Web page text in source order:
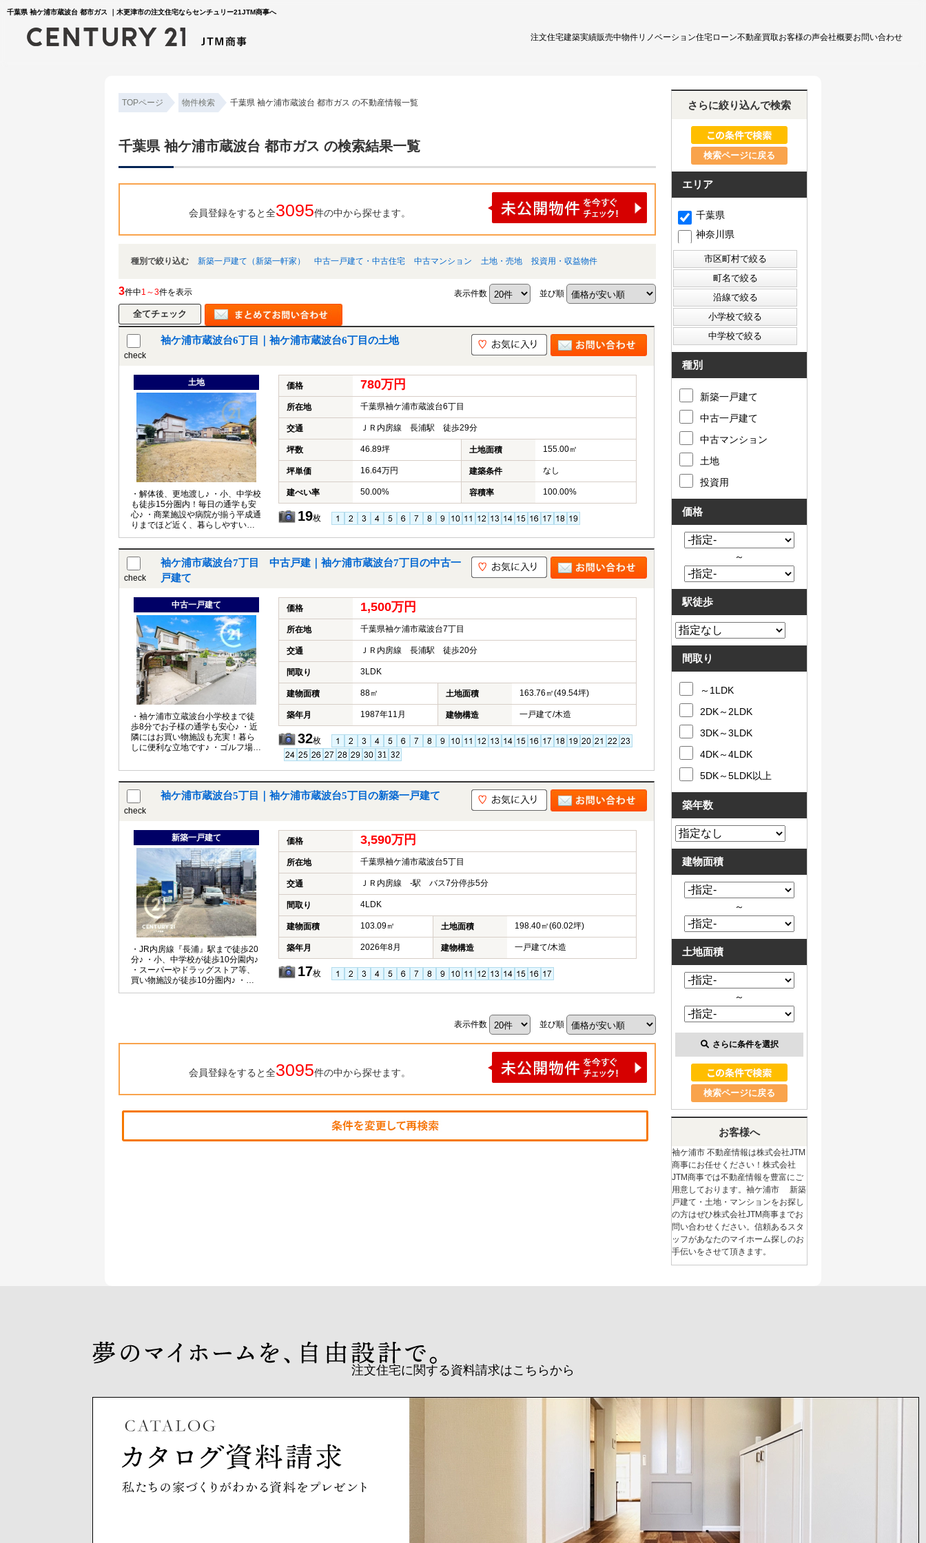
千葉県 袖ケ浦市蔵波台 都市ガス ｜木更津市の注文住宅ならセンチュリー21JTM商事へ
注文住宅建築実績販売中物件リノベーション住宅ローン不動産買取お客様の声会社概要お問い合わせ
TOPページ 物件検索 千葉県 袖ケ浦市蔵波台 都市ガス の不動産情報一覧
千葉県 袖ケ浦市蔵波台 都市ガス の検索結果一覧
会員登録をすると全3095件の中から探せます。
種別で絞り込む 新築一戸建て（新築一軒家） 中古一戸建て・中古住宅 中古マンション 土地・売地 投資用・収益物件
3件中1～3件を表示 表示件数 並び順
check
袖ケ浦市蔵波台6丁目｜袖ケ浦市蔵波台6丁目の土地
土地
・解体後、更地渡し♪ ・小、中学校
も徒歩15分圏内！毎日の通学も安
心♪ ・商業施設や病院が揃う平成通
りまでほど近く、暮らしやすい住
環境♪ ・隣に貸し出し駐車場あり♪
価格 780万円
所在地 千葉県袖ケ浦市蔵波台6丁目
交通 ＪＲ内房線 長浦駅 徒歩29分
坪数 46.89坪 土地面積 155.00㎡
坪単価 16.64万円 建築条件 なし
建ぺい率 50.00% 容積率 100.00%
19枚
check
袖ケ浦市蔵波台7丁目 中古戸建｜袖ケ浦市蔵波台7丁目の中古一
戸建て
中古一戸建て
・袖ケ浦市立蔵波台小学校まで徒
歩8分でお子様の通学も安心♪ ・近
隣にはお買い物施設も充実！暮ら
しに便利な立地です♪ ・ゴルフ場ま
価格 1,500万円
所在地 千葉県袖ケ浦市蔵波台7丁目
交通 ＪＲ内房線 長浦駅 徒歩20分
間取り 3LDK
建物面積 88㎡ 土地面積 163.76㎡(49.54坪)
築年月 1987年11月 建物構造 一戸建て/木造
32枚
check
袖ケ浦市蔵波台5丁目｜袖ケ浦市蔵波台5丁目の新築一戸建て
新築一戸建て
・JR内房線『長浦』駅まで徒歩20
分♪ ・小、中学校が徒歩10分園内♪
・スーパーやドラッグストア等、
買い物施設が徒歩10分圏内♪ ・豊
富な収納スペースを完備♪
価格 3,590万円
所在地 千葉県袖ケ浦市蔵波台5丁目
交通 ＪＲ内房線 -駅 バス7分停歩5分
間取り 4LDK
建物面積 103.09㎡ 土地面積 198.40㎡(60.02坪)
築年月 2026年8月 建物構造 一戸建て/木造
17枚
表示件数 並び順
会員登録をすると全3095件の中から探せます。
さらに絞り込んで検索
検索ページに戻る
エリア
千葉県
神奈川県
種別
新築一戸建て
中古一戸建て
中古マンション
土地
投資用
価格
～
駅徒歩
間取り
～1LDK
2DK～2LDK
3DK～3LDK
4DK～4LDK
5DK～5LDK以上
築年数
建物面積
～
土地面積
～
さらに条件を選択
検索ページに戻る
お客様へ
袖ケ浦市 不動産情報は株式会社JTM
商事にお任せください！株式会社
JTM商事では不動産情報を豊富にご
用意しております。袖ケ浦市 新築
戸建て・土地・マンションをお探し
の方はぜひ株式会社JTM商事までお
問い合わせください。信頼あるスタ
ッフがあなたのマイホーム探しのお
手伝いをさせて頂きます。
注文住宅に関する資料請求はこちらから